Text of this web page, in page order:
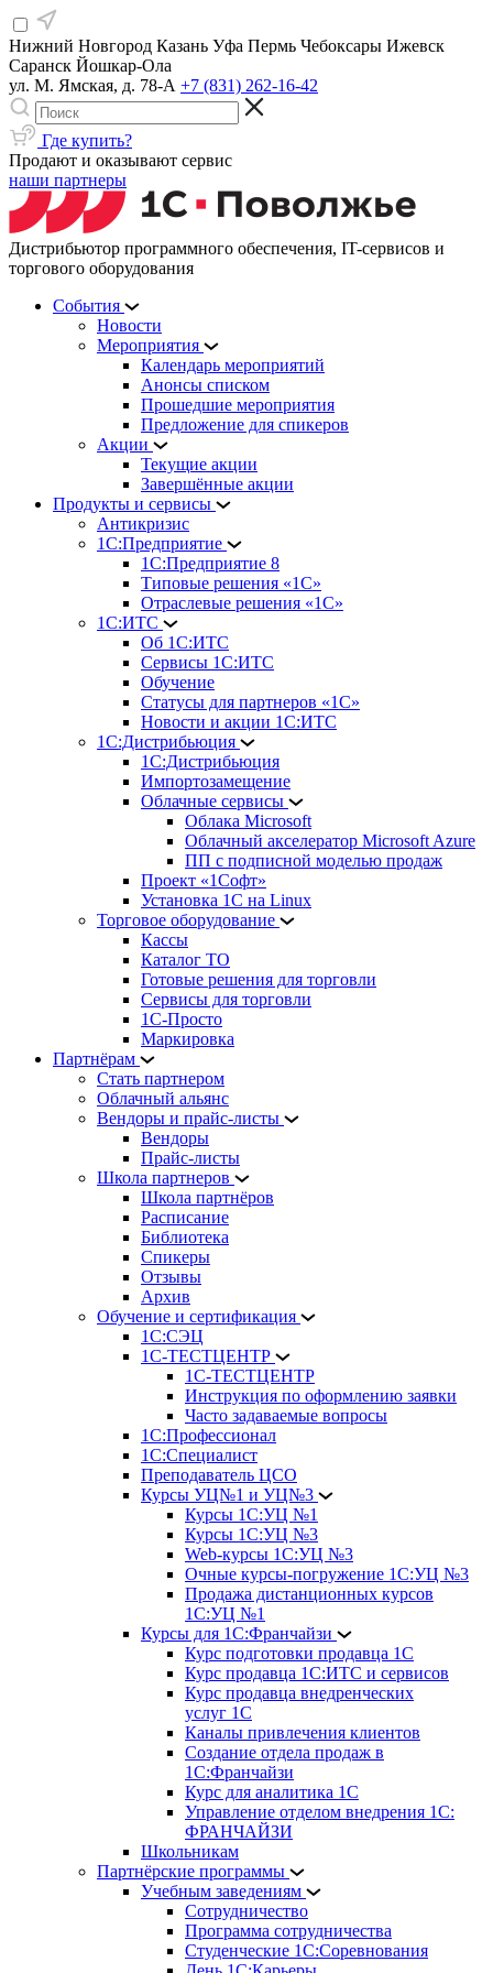
Нижний Новгород Казань Уфа Пермь Чебоксары Ижевск
Саранск Йошкар-Ола
ул. М. Ямская, д. 78-А +7 (831) 262-16-42
Где купить?
Продают и оказывают сервис
наши партнеры
Дистрибьютор программного обеспечения, IT-сервисов и
торгового оборудования
События
Новости
Мероприятия
Календарь мероприятий
Анонсы списком
Прошедшие мероприятия
Предложение для спикеров
Акции
Текущие акции
Завершённые акции
Продукты и сервисы
Антикризис
1С:Предприятие
1С:Предприятие 8
Типовые решения «1С»
Отраслевые решения «1С»
1С:ИТС
Об 1С:ИТС
Сервисы 1С:ИТС
Обучение
Статусы для партнеров «1С»
Новости и акции 1С:ИТС
1С:Дистрибьюция
1С:Дистрибьюция
Импортозамещение
Облачные сервисы
Облака Microsoft
Облачный акселератор Microsoft Azure
ПП с подписной моделью продаж
Проект «1Софт»
Установка 1С на Linux
Торговое оборудование
Кассы
Каталог ТО
Готовые решения для торговли
Сервисы для торговли
1С-Просто
Маркировка
Партнёрам
Стать партнером
Облачный альянс
Вендоры и прайс-листы
Вендоры
Прайс-листы
Школа партнеров
Школа партнёров
Расписание
Библиотека
Спикеры
Отзывы
Архив
Обучение и сертификация
1С:СЭЦ
1С-ТЕСТЦЕНТР
1С-ТЕСТЦЕНТР
Инструкция по оформлению заявки
Часто задаваемые вопросы
1С:Профессионал
1С:Специалист
Преподаватель ЦСО
Курсы УЦ№1 и УЦ№3
Курсы 1С:УЦ №1
Курсы 1С:УЦ №3
Web-курсы 1С:УЦ №3
Очные курсы-погружение 1С:УЦ №3
Продажа дистанционных курсов
1С:УЦ №1
Курсы для 1С:Франчайзи
Курс подготовки продавца 1С
Курс продавца 1С:ИТС и сервисов
Курс продавца внедренческих
услуг 1С
Каналы привлечения клиентов
Создание отдела продаж в
1С:Франчайзи
Курс для аналитика 1С
Управление отделом внедрения 1С:
ФРАНЧАЙЗИ
Школьникам
Партнёрские программы
Учебным заведениям
Сотрудничество
Программа сотрудничества
Студенческие 1С:Соревнования